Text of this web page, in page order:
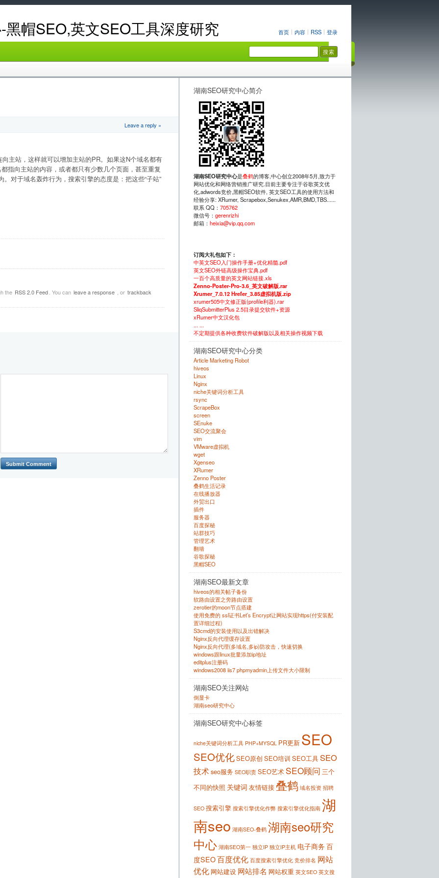
首页 内容 RSS 登录
帽SEO,英文SEO工具深度研究
Leave a reply »
主站，这样就可以增加主站的PR。如果这N个域名都有
指向主站的内容，或者都只有少数几个页面，甚至重复
对于域名轰炸行为，搜索引擎的态度是：把这些“子站”
the RSS 2.0 Feed . You can leave a response , or trackback
湖南SEO研究中心简介
湖南SEO研究中心是叠鹤的博客,中心创立2008年5月,致力于
网站优化和网络营销推广研究.目前主要专注于谷歌英文优
化,adwords竞价,黑帽SEO软件, 英文SEO工具的使用方法和
经验分享: XRumer, Scrapebox,Senukex,AMR,BMD,TBS......
联系 QQ： 705762
微信号： gerenrizhi
邮箱： heixia@vip.qq.com
订阅大礼包如下：
中英文SEO入门操作手册+优化精髓.pdf
英文SEO外链高级操作宝典.pdf
一百个高质量的英文网站链接.xls
Zenno-Poster-Pro-3.6_英文破解版.rar
Xrumer_7.0.12 Hrefer_3.85虚拟机版.zip
xrumer505中文修正版(profile利器).rar
SliqSubmitterPlus 2.5目录提交软件+资源
xRumer中文汉化包
... ...
不定期提供各种收费软件破解版以及相关操作视频下载
湖南SEO研究中心分类
Article Marketing Robot
hiveos
Linux
Nginx
niche关键词分析工具
rsync
ScrapeBox
screen
SEnuke
SEO交流聚会
vim
VMware虚拟机
wget
Xgenseo
XRumer
Zenno Poster
叠鹤生活记录
在线播放器
外贸出口
插件
服务器
百度探秘
站群技巧
管理艺术
翻墙
谷歌探秘
黑帽SEO
湖南SEO最新文章
hiveos的相关帖子备份
软路由设置之旁路由设置
zerotier的moon节点搭建
使用免费的 ssl证书Let’s Encrypt让网站实现https(付安装配
置详细过程)
S3cmd的安装使用以及出错解决
Nginx反向代理缓存设置
Nginx反向代理(多域名,多ip)防攻击，快速切换
windows跟linux批量添加ip地址
editplus注册码
windows2008 iis7 phpmyadmin上传文件大小限制
湖南SEO关注网站
倒显卡
湖南seo研究中心
湖南SEO研究中心标签
niche关键词分析工具 PHP+MYSQL PR更新 SEO
SEO优化SEO原创 SEO培训 SEO工具 SEO
技术seo服务 SEO职责 SEO艺术 SEO顾问 三个
不同的快照 关键词 友情链接 叠鹤 域名投资 招聘
SEO 搜索引擎 搜索引擎优化作弊 搜索引擎优化指南 湖
南seo 湖南SEO-叠鹤 湖南seo研究
中心 湖南SEO第一 独立IP 独立IP主机 电子商务 百
度SEO百度优化 百度搜索引擎优化 竞价排名 网站
优化 网站建设 网站排名 网站权重 英文SEO 英文搜